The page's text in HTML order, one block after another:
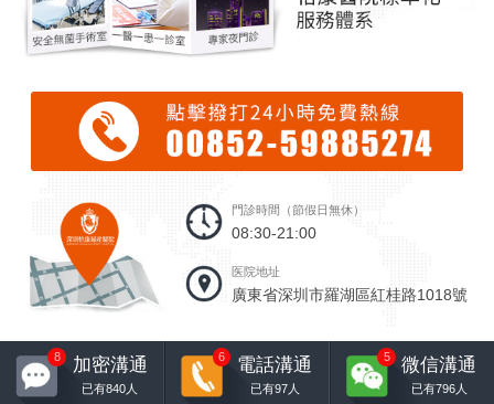
門診時間（節假日無休）
08:30-21:00
医院地址
廣東省深圳市羅湖區紅桂路1018號
加密溝通
已有840 人
8 電話溝通
已有97人
6 微信溝通
已有796人
5